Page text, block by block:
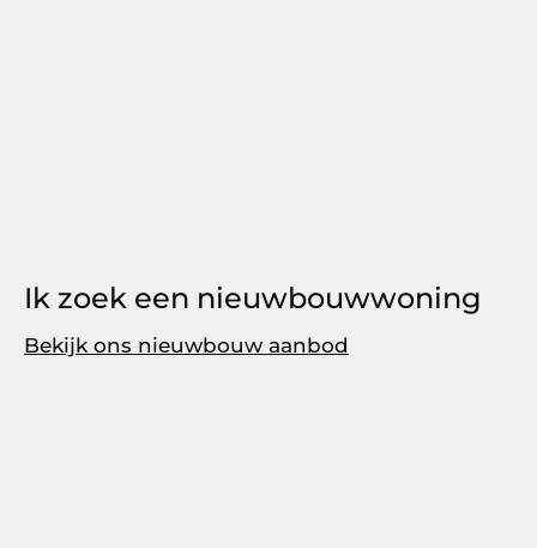
Ik zoek een nieuwbouwwoning
Bekijk ons nieuwbouw aanbod